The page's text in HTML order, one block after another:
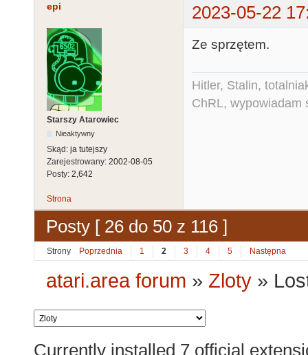
epi 2023-05-22
Starszy Atarowiec
Nieaktywny
Skąd: ja tutejszy
Zarejestrowany: 2002-08-05
Posty: 2,642
Ze sprzętem.
Hitler, Stalin,
ChRL, wypowiadam
Strona
Posty [ 26 do 50 z 116 ]
Strony Poprzednia 1 2 3 4 5 Następna
atari.area forum » Zloty »
Currently installed 7 official